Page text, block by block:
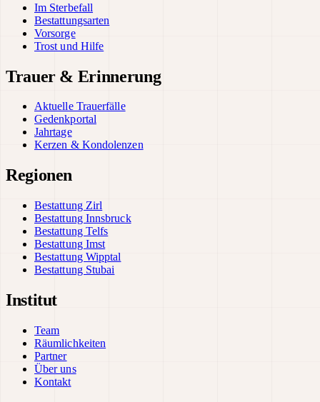
Im Sterbefall
Bestattungsarten
Vorsorge
Trost und Hilfe
Trauer & Erinnerung
Aktuelle Trauerfälle
Gedenkportal
Jahrtage
Kerzen & Kondolenzen
Regionen
Bestattung Zirl
Bestattung Innsbruck
Bestattung Telfs
Bestattung Imst
Bestattung Wipptal
Bestattung Stubai
Institut
Team
Räumlichkeiten
Partner
Über uns
Kontakt